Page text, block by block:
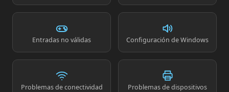
Entradas no válidas Configuración de Windows
Problemas de conectividad Problemas de dispositivos